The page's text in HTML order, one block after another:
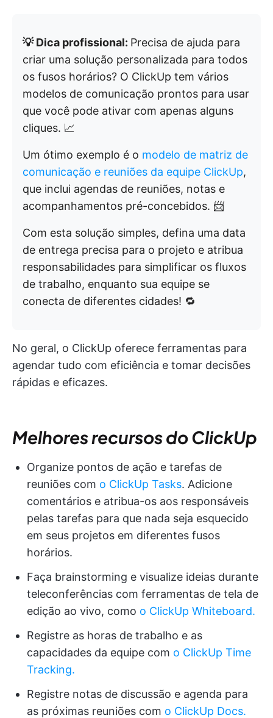
💡 Dica profissional: Precisa de ajuda para
criar uma solução personalizada para todos
os fusos horários? O ClickUp tem vários
modelos de comunicação prontos para usar
que você pode ativar com apenas alguns
cliques. 📈
Um ótimo exemplo é o modelo de matriz de
comunicação e reuniões da equipe ClickUp,
que inclui agendas de reuniões, notas e
acompanhamentos pré-concebidos. 📨
Com esta solução simples, defina uma data
de entrega precisa para o projeto e atribua
responsabilidades para simplificar os fluxos
de trabalho, enquanto sua equipe se
conecta de diferentes cidades! 🔁
No geral, o ClickUp oferece ferramentas para
agendar tudo com eficiência e tomar decisões
rápidas e eficazes.
Melhores recursos do ClickUp
Organize pontos de ação e tarefas de
reuniões com o ClickUp Tasks. Adicione
comentários e atribua-os aos responsáveis
pelas tarefas para que nada seja esquecido
em seus projetos em diferentes fusos
horários.
Faça brainstorming e visualize ideias durante
teleconferências com ferramentas de tela de
edição ao vivo, como o ClickUp Whiteboard.
Registre as horas de trabalho e as
capacidades da equipe com o ClickUp Time
Tracking.
Registre notas de discussão e agenda para
as próximas reuniões com o ClickUp Docs.